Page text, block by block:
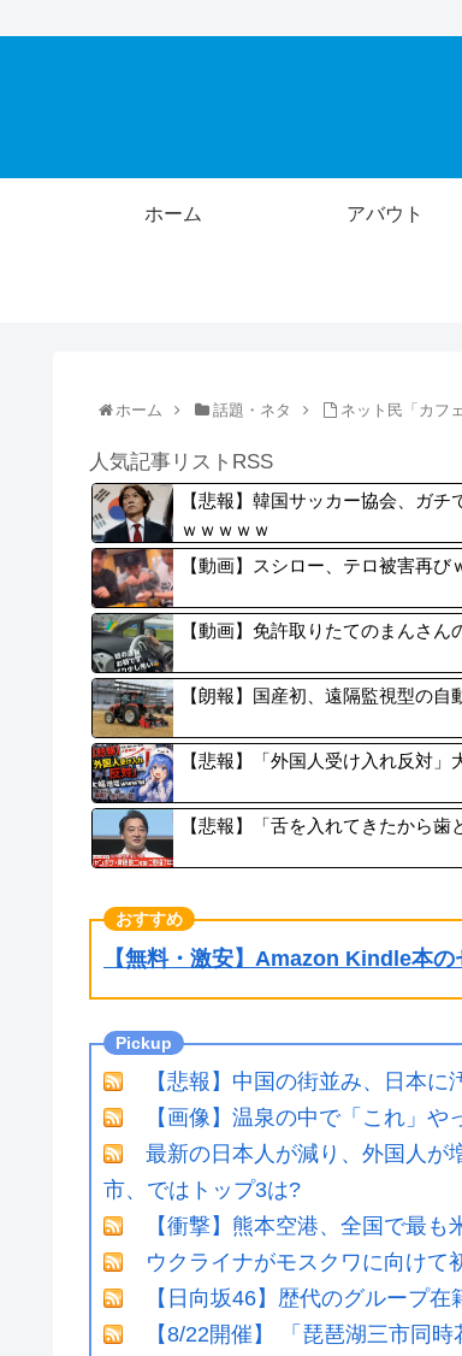
ホーム アバウト
ホーム 話題・ネタ ネット民「カフ
人気記事リストRSS
【悲報】韓国サッカー協会、ガ
ｗｗｗｗｗ
【動画】スシロー、テロ被害再
【動画】免許取りたてのまんさ
【朗報】国産初、遠隔監視型の
【悲報】「外国人受け入れ反対
【悲報】「舌を入れてきたから
【無料・激安】Amazon Kindle本
【悲報】中国の街並み、日本に
【画像】温泉の中で「これ」
最新の日本人が減り、外国人
市、ではトップ3は?
【衝撃】熊本空港、全国で最
ウクライナがモスクワに向けて
【日向坂46】歴代のグループ
【8/22開催】 「琵琶湖三市同